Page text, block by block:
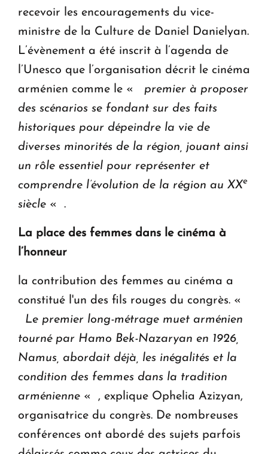
recevoir les encouragements du vice-
ministre de la Culture de Daniel Danielyan.
L’évènement a été inscrit à l’agenda de
l’Unesco que l’organisation décrit le cinéma
arménien comme le «
premier à proposer
des scénarios se fondant sur des faits
historiques pour dépeindre la vie de
diverses minorités de la région, jouant ainsi
un rôle essentiel pour représenter et
comprendre l’évolution de la région au XXe
siècle « .
La place des femmes dans le cinéma à
l’honneur
la contribution des femmes au cinéma a
constitué l'un des fils rouges du congrès. «
Le premier long-métrage muet arménien
tourné par Hamo Bek-Nazaryan en 1926,
Namus, abordait déjà, les inégalités et la
condition des femmes dans la tradition
arménienne « , explique Ophelia Azizyan,
organisatrice du congrès. De nombreuses
conférences ont abordé des sujets parfois